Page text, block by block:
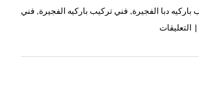
دبا الفجيرة, فني تركيب باركيه الفجيرة, فني
| التعليقاتعلى
تركيب